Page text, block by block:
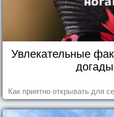
Увлекательные
Как приятно открывать для